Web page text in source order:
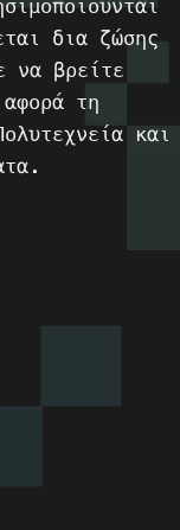
δια ζώσης
να βρείτε
τη
και